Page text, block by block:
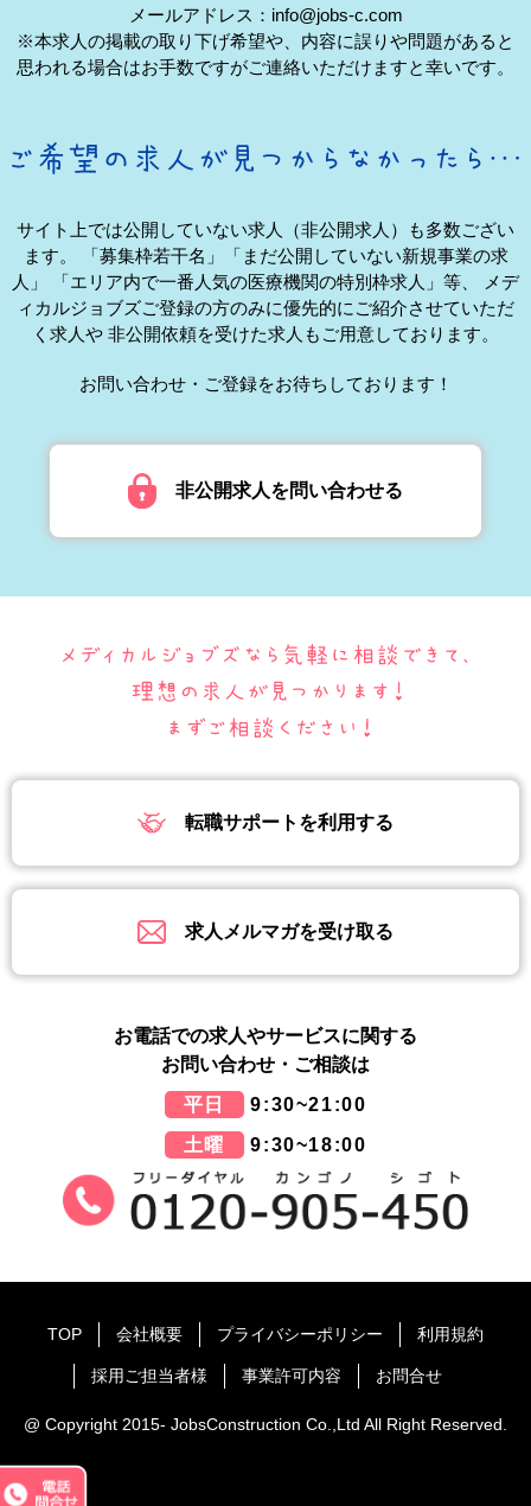
メールアドレス：info@jobs-c.com
※本求人の掲載の取り下げ希望や、内容に誤りや問題があると
思われる場合はお手数ですがご連絡いただけますと幸いです。
サイト上では公開していない求人（非公開求人）も多数ござい
ます。
「募集枠若干名」「まだ公開していない新規事業の求
人」
「エリア内で一番人気の医療機関の特別枠求人」等、
メデ
ィカルジョブズご登録の方のみに優先的にご紹介させていただ
く求人や 非公開依頼を受けた求人もご用意しております。
お問い合わせ・ご登録をお待ちしております！
非公開求人を問い合わせる
転職サポートを利用する
求人メルマガを受け取る
お電話での求人やサービスに関する
お問い合わせ・ご相談は
平日
9:30~21:00
土曜
9:30~18:00
TOP 会社概要 プライバシーポリシー 利用規約
採用ご担当者様 事業許可内容 お問合せ
@ Copyright 2015- JobsConstruction Co.,Ltd All Right Reserved.